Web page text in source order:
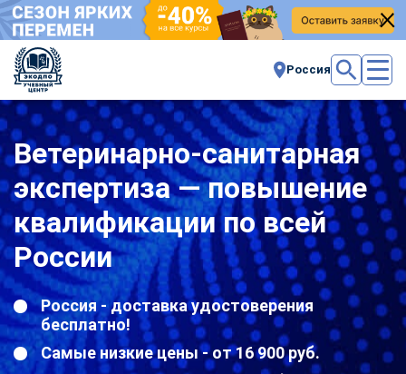
Россия
Ветеринарно-санитарная
экспертиза — повышение
квалификации по всей
России
Россия - доставка удостоверения
бесплатно!
Самые низкие цены - от 16 900 руб.